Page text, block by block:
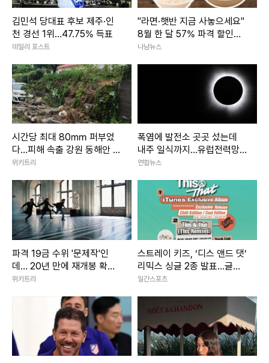
김민석 당대표 후보 제주·인
천 경선 1위…47.75% 득표
데일리 포스트
"라면·햇반 지금 사놓으세요"
8월 한 달 57% 파격 할인행
사 3800개 품목 마트
나남뉴스
시간당 최대 80㎜ 퍼부었
다…피해 속출 강원 동해안 폭
우 상황
위키트리
폭염에 발전소 곳곳 섰는데
내주 일식까지…유럽전력망
'긴장'
연합뉴스
파격 19금 수위 '문제작'인
데… 20년 만에 재개봉 확정
된 영화
위키트리
스트레이 키즈, ‘디스 앤드 댓’
리믹스 싱글 2종 발표…글로
벌 열기 잇는다
일간스포츠